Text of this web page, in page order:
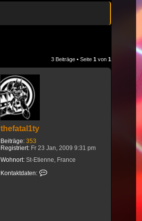
3 Beiträge • Seite 1 von 1
thefatal1ty
Beiträge: 353
Registriert: Fr 23 Jan, 2009 9:31 pm
Wohnort: St-Etienne, France
Kontaktdaten: